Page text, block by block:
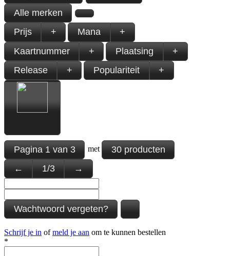
Alle merken
Prijs
+ Mana
+
Kaartnummer
+ Plaatsing
+
Release
+ Populariteit +
Pagina1van3 met
30 producten
←
1/3 →
Wachtwoord vergeten?
Schrijf je in ofmeld je aan om te kunnen bestellen
*